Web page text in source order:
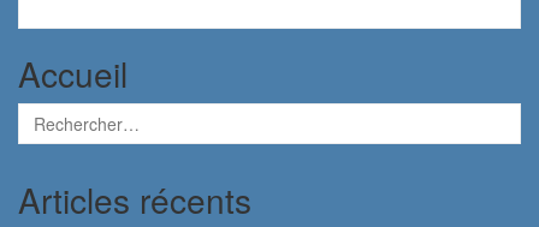
Accueil
Articles récents